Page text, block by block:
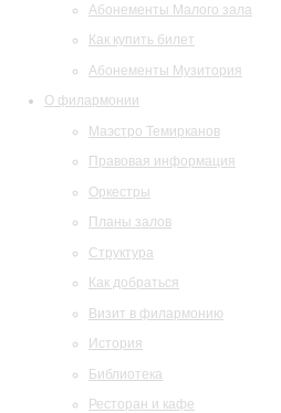
Абонементы Малого зала
Как купить билет
Абонементы Музитория
О филармонии
Маэстро Темирканов
Правовая информация
Оркестры
Планы залов
Структура
Как добраться
Визит в филармонию
История
Библиотека
Ресторан и кафе